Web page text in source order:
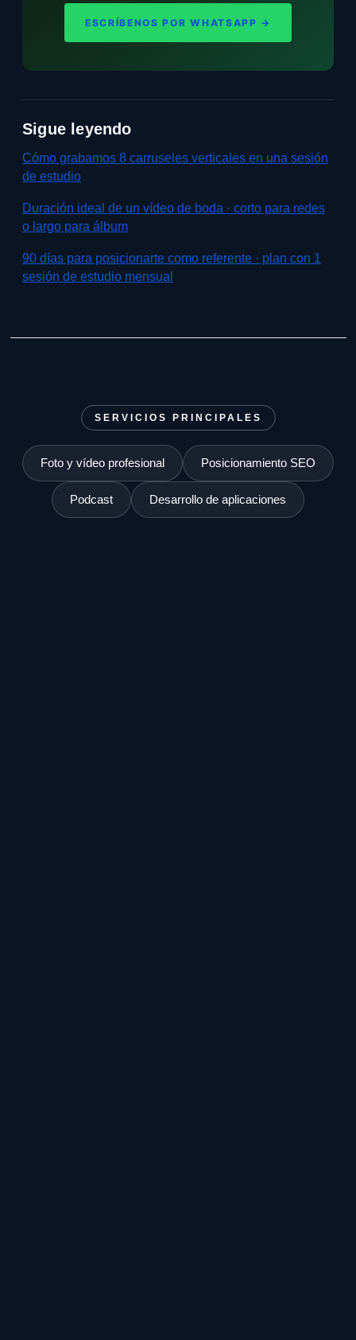
ESCRÍBENOS POR WHATSAPP →
Sigue leyendo
Cómo grabamos 8 carruseles verticales en una sesión
de estudio
Duración ideal de un vídeo de boda · corto para redes
o largo para álbum
90 días para posicionarte como referente · plan con 1
sesión de estudio mensual
SERVICIOS PRINCIPALES
Foto y vídeo profesional Posicionamiento SEO
Podcast Desarrollo de aplicaciones